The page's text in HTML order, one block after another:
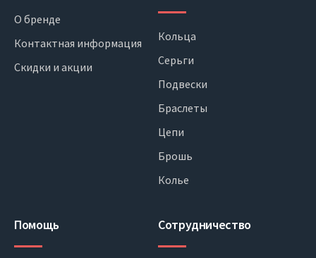
О бренде
Контактная информация
Скидки и акции
Кольца
Серьги
Подвески
Браслеты
Цепи
Брошь
Колье
Помощь Сотрудничество